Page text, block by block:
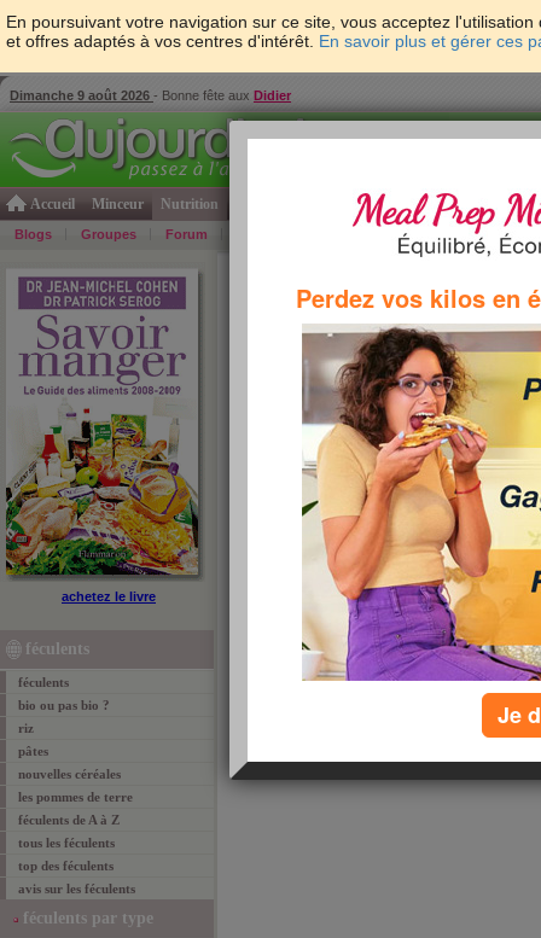
En poursuivant votre navigation sur ce site, vous acceptez
et offres adaptés à vos centres d'intérêt. En savoir plus et gérer ces
Dimanche 9 août 2026 - Bonne fête aux Didier
Accueil Minceur Nutrition Psycho & tests Forme & santé
Blogs Groupes Forum Bons Plans
achetez le livre
féculents
féculents
bio ou pas bio ?
riz
pâtes
nouvelles céréales
les pommes de terre
féculents de A à Z
tous les féculents
top des féculents
avis sur les féculents
féculents par type
sont un groupe d’aliments qui
ment de glucides. Ces glucides complexes,
notre organisme pendant plusieurs heures. Ils
de minéraux et de vitamines suivant leur degré de
Perdez vos kilos en
Je